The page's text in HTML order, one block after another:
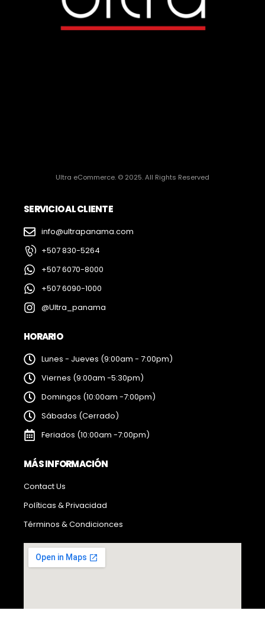
Ultra eCommerce. © 2025. All Rights Reserved
SERVICIO AL CLIENTE
info@ultrapanama.com
+507 830-5264
+507 6070-8000
+507 6090-1000
@Ultra_panama
HORARIO
Lunes - Jueves (9:00am - 7:00pm)
Viernes (9:00am -5:30pm)
Domingos (10:00am -7:00pm)
Sábados (Cerrado)
Feriados (10:00am -7:00pm)
MÁS INFORMACIÓN
Contact Us
Políticas & Privacidad
Términos & Condicionces